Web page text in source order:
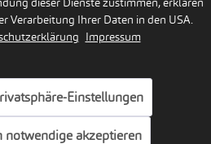
Verarbeitung Ihrer Daten in den USA.
Impressum
Einstellungen
notwendige akzeptieren